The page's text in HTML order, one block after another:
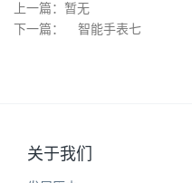
上一篇：暂无
下一篇：
智能手表七
关于我们